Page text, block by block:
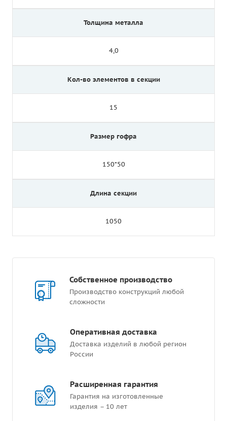
Толщина металла
4,0
Кол-во элементов в секции
15
Размер гофра
150*50
Длина секции
1050
Собственное производство
Производство конструкций любой
сложности
Оперативная доставка
Доставка изделий в любой регион
России
Расширенная гарантия
Гарантия на изготовленные
изделия – 10 лет